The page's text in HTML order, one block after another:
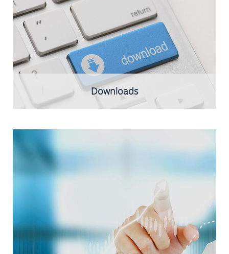
Downloads
Innovationsstrategie 2020
für das Land Mecklenburg-
Branchen. Unseren Schwerpunkt sehen wir dabei in